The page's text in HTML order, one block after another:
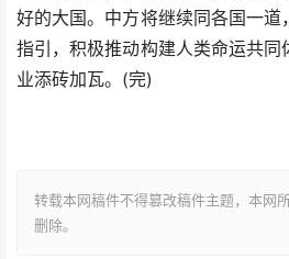
好的大国。中方将继续同各国一道
指引，积极推动构建人类命运共
业添砖加瓦。(完)
转载本网稿件不得篡改稿件主题，本网
删除。